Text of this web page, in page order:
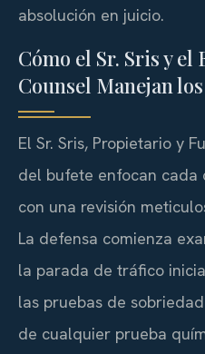
absolución en juicio.
Cómo el Sr. Sris y el
Counsel Manejan
El Sr. Sris, Propietario y
del bufete enfocan cada
con una revisión
La defensa comienza
la parada de tráfico
las pruebas de
de cualquier prueba